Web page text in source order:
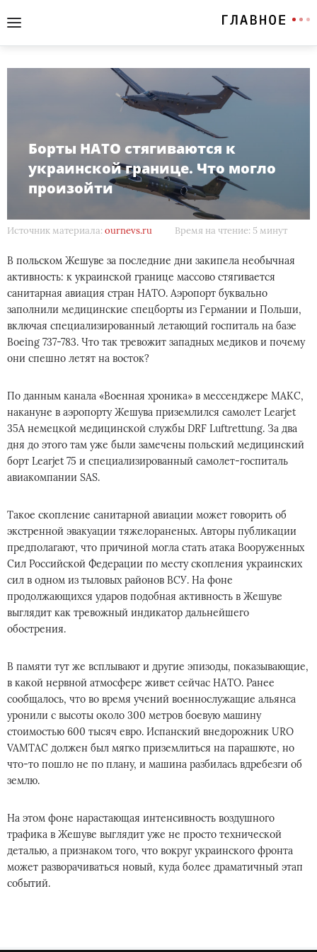
Борты НАТО стягиваются к
украинской границе. Что могло
произойти
Источник материала: ournevs.ru Время на чтение: 5 минут
В польском Жешуве за последние дни закипела необычная
активность: к украинской границе массово стягивается
санитарная авиация стран НАТО. Аэропорт буквально
заполнили медицинские спецборты из Германии и Польши,
включая специализированный летающий госпиталь на базе
Boeing 737-783. Что так тревожит западных медиков и почему
они спешно летят на восток?
По данным канала «Военная хроника» в мессенджере МАКС,
накануне в аэропорту Жешува приземлился самолет Learjet
35A немецкой медицинской службы DRF Luftrettung. За два
дня до этого там уже были замечены польский медицинский
борт Learjet 75 и специализированный самолет-госпиталь
авиакомпании SAS.
Такое скопление санитарной авиации может говорить об
экстренной эвакуации тяжелораненых. Авторы публикации
предполагают, что причиной могла стать атака Вооруженных
Сил Российской Федерации по месту скопления украинских
сил в одном из тыловых районов ВСУ. На фоне
продолжающихся ударов подобная активность в Жешуве
выглядит как тревожный индикатор дальнейшего
обострения.
В памяти тут же всплывают и другие эпизоды, показывающие,
в какой нервной атмосфере живет сейчас НАТО. Ранее
сообщалось, что во время учений военнослужащие альянса
уронили с высоты около 300 метров боевую машину
стоимостью 600 тысяч евро. Испанский внедорожник URO
VAMTAC должен был мягко приземлиться на парашюте, но
что-то пошло не по плану, и машина разбилась вдребезги об
землю.
На этом фоне нарастающая интенсивность воздушного
трафика в Жешуве выглядит уже не просто технической
деталью, а признаком того, что вокруг украинского фронта
может разворачиваться новый, куда более драматичный этап
событий.